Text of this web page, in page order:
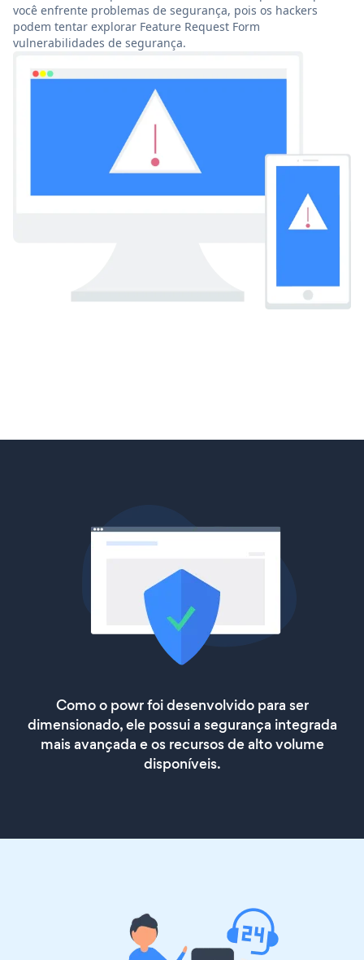
você enfrente problemas de segurança, pois os hackers
podem tentar explorar Feature Request Form
vulnerabilidades de segurança.
Como o powr foi desenvolvido para ser
dimensionado, ele possui a segurança integrada
mais avançada e os recursos de alto volume
disponíveis.